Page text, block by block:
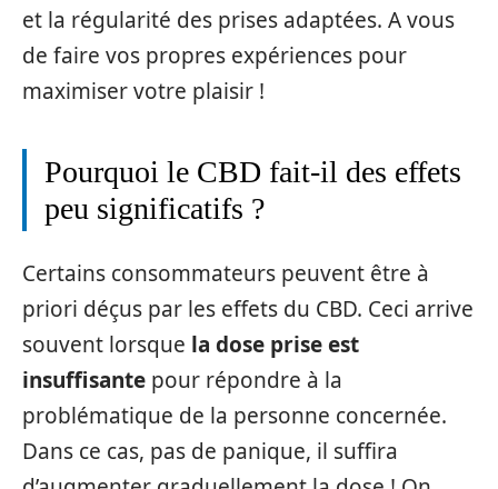
et la régularité des prises adaptées. A vous
de faire vos propres expériences pour
maximiser votre plaisir !
Pourquoi le CBD fait-il des effets
peu significatifs ?
Certains consommateurs peuvent être à
priori déçus par les effets du CBD. Ceci arrive
souvent lorsque la dose prise est
insuffisante pour répondre à la
problématique de la personne concernée.
Dans ce cas, pas de panique, il suffira